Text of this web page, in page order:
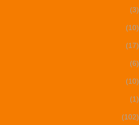
(3)
(10)
(17)
(6)
(10)
(1)
(102)